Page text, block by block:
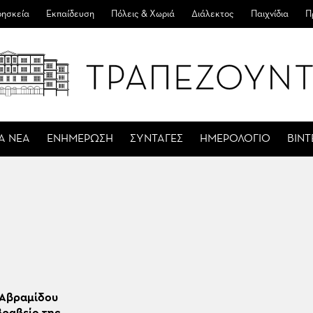
Εκπαίδευση Πόλεις & Χωριά Διάλεκτος Παιχνίδια
ΝΕΑ ΕΝΗΜΕΡΩΣΗ ΣΥΝΤΑΓΕΣ ΗΜΕΡΟΛΟΓΙΟ